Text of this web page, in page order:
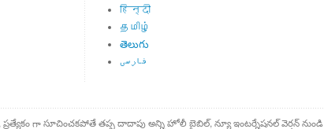
हिन्दी
தமிழ்
తెలుగు
فارسی
గా సూచించకపోతే తప్ప దాదాపు అన్ని హోలీ బైబిల్, న్యూ ఇంటర్నేషనల్ వెర్షన్ నుండి